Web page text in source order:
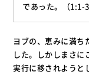
であった。（1:1-3
ヨブの、恵みに満ち
した。しかしまさ
実行に移されようと